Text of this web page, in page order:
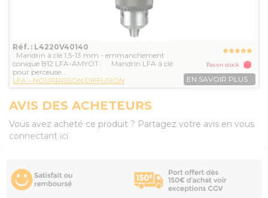
Réf. : L4220V40140
Mandrin à clé 1,5-13 mm - emmanchement
conique B12 LFA-AMYOT : Mandrin LFA à clé
pour perceuse...
LFA - NOURRISSON DIFFUSION
Pas en stock
EN SAVOIR PLUS
AVIS DES ACHETEURS
Vous avez acheté ce produit ? Partagez votre avis en vous
connectant ici